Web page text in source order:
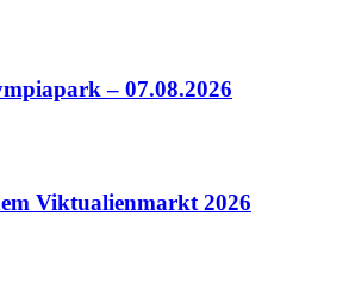
– 07.08.2026
Viktualienmarkt 2026